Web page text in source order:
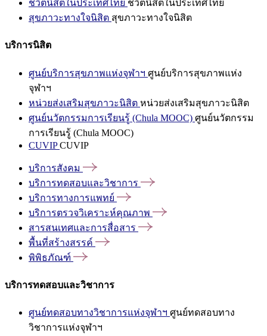
ชีวิตนิสิตในประเทศไทย ชีวิตนิสิตในประเทศไทย
สุขภาวะทางใจนิสิต สุขภาวะทางใจนิสิต
บริการนิสิต
ศูนย์บริการสุขภาพแห่งจุฬาฯ ศูนย์บริการสุขภาพแห่ง
จุฬาฯ
หน่วยส่งเสริมสุขภาวะนิสิต หน่วยส่งเสริมสุขภาวะนิสิต
ศูนย์นวัตกรรมการเรียนรู้ (Chula MOOC) ศูนย์นวัตกรรม
การเรียนรู้ (Chula MOOC)
CUVIPCUVIP
บริการสังคม
บริการทดสอบและวิชาการ
บริการทางการแพทย์
บริการตรวจวิเคราะห์คุณภาพ
สารสนเทศและการสื่อสาร
พื้นที่สร้างสรรค์
พิพิธภัณฑ์
บริการทดสอบและวิชาการ
ศูนย์ทดสอบทางวิชาการแห่งจุฬาฯ ศูนย์ทดสอบทาง
วิชาการแห่งจุฬาฯ